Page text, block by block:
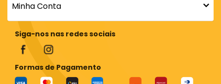
Minha Conta
Siga-nos nas redes sociais
Formas de Pagamento